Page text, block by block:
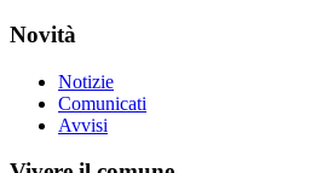
Novità
Notizie
Comunicati
Avvisi